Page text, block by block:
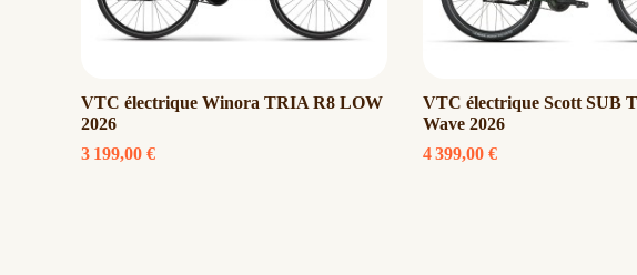
VTC électrique Winora TRIA R8 LOW
2026
3 199,00 €
VTC électrique Scott SUB
Wave 2026
4 399,00 €